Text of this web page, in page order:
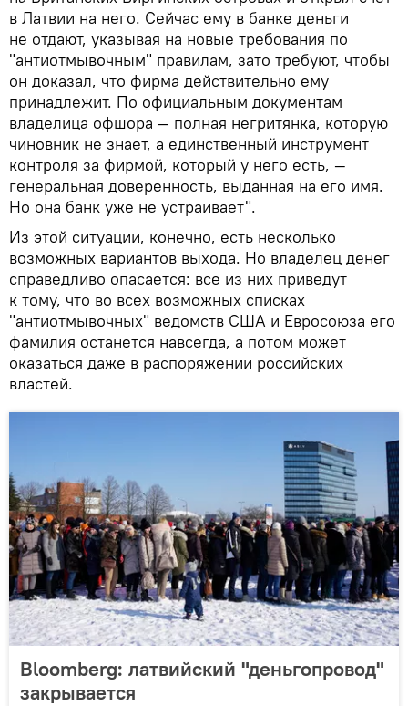
в Латвии на него. Сейчас ему в банке деньги
не отдают, указывая на новые требования по
"антиотмывочным" правилам, зато требуют, чтобы
он доказал, что фирма действительно ему
принадлежит. По официальным документам
владелица офшора — полная негритянка, которую
чиновник не знает, а единственный инструмент
контроля за фирмой, который у него есть, —
генеральная доверенность, выданная на его имя.
Но она банк уже не устраивает".
Из этой ситуации, конечно, есть несколько
возможных вариантов выхода. Но владелец денег
справедливо опасается: все из них приведут
к тому, что во всех возможных списках
"антиотмывочных" ведомств США и Евросоюза его
фамилия останется навсегда, а потом может
оказаться даже в распоряжении российских
властей.
Bloomberg: латвийский "деньгопровод"
закрывается